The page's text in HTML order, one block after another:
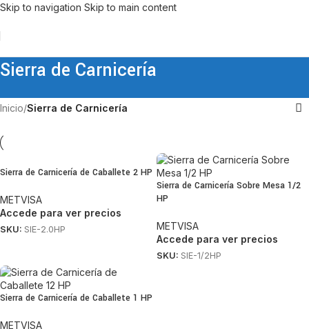
Skip to navigation Skip to main content
Sierra de Carnicería
Inicio/Sierra de Carnicería
Sierra de Carnicería de Caballete 2 HP
METVISA
Accede para ver precios
SKU: SIE-2.0HP
Sierra de Carnicería Sobre Mesa 1/2
HP
METVISA
Accede para ver precios
SKU: SIE-1/2HP
Sierra de Carnicería de Caballete 1 HP
METVISA